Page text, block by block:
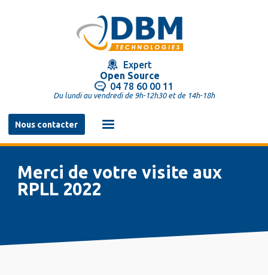
Expert
Open Source
04 78 60 00 11
Du lundi au vendredi de 9h-12h30 et de 14h-18h
Nous contacter
Navigation
principale
Merci de votre visite aux
RPLL 2022